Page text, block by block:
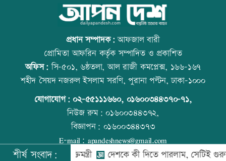
অতিরিক্ত মদপানে এক ব্যক্তির মৃত্যু
ইবির গবেষণাপত্র প্রত্যাহারের ঘটনায় তদন্ত
কমিটি
যুবদল নেতার মরদেহ গুমের চেষ্টা, থানায়
মামলা
কোরআন-হাদিসে নামাজ না পড়ার শাস্তি
উত্থান-পতনের বাজারে আজ স্বর্ণের ভরি কত
আজ স্বর্ণ-রুপা যে দামে বিক্রি হচ্ছে
প্রধান সম্পাদক:আফজাল বারী
প্রোমিতা আফরিন কর্তৃক সম্পাদিত ও প্রকাশিত
অফিস:সি-৫০১, ৬ষ্ঠতলা, আল রাজী কমপ্লেক্স, ১৬৬-১৬৭
শহীদ সৈয়দ নজরুল ইসলাম সরণি, পুরানা পল্টন, ঢাকা-১০০০
যোগাযোগ: ০২-৫৫১১১৬৬০, ০১৬০০৩৪৪৩৭০-৭১,
নিউজ রুম:০১৬০০৩৪৪৩৭২,
বিজ্ঞাপন: ০১৬০০৩৪৪৩৭৩
E-mail: apandeshnews@gmail.com
শীর্ষ সংবাদ:
তথ্যপ্রযুক্তিমন্ত্রী দেশকে কী দিতে পারলাম, সেটিই গুরুত্বপূর্ণ: